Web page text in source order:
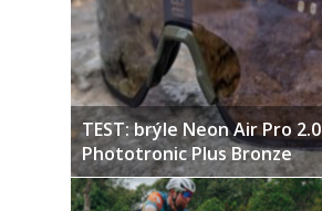
TEST: brýle Neon Air Pro 2.0
Phototronic Plus Bronze